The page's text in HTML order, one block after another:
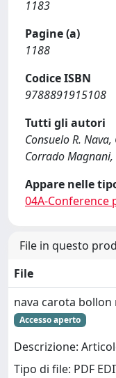
1183
Pagine (a)
1188
Codice ISBN
9788891915108
Tutti gli autori
Consuelo R.
Corrado Magnani,
Appare nelle
04A-Conference
File in questo
File
nava carota
Accesso aperto
Descrizione:
Tipo di file: PDF